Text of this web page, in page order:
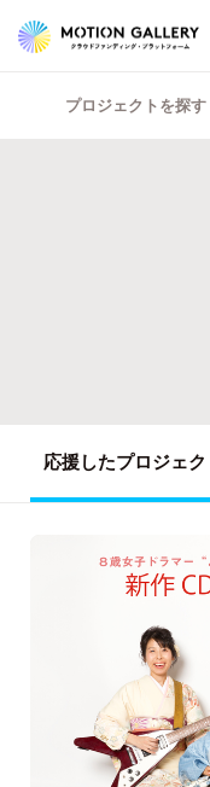
プロジェクトを探す
応援したプロジェク